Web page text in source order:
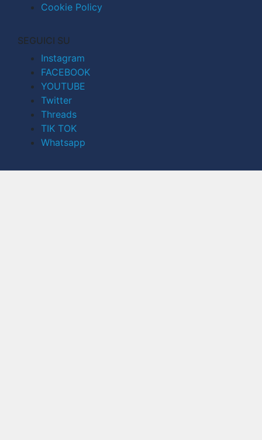
Cookie Policy
SEGUICI SU
Instagram
FACEBOOK
YOUTUBE
Twitter
Threads
TIK TOK
Whatsapp